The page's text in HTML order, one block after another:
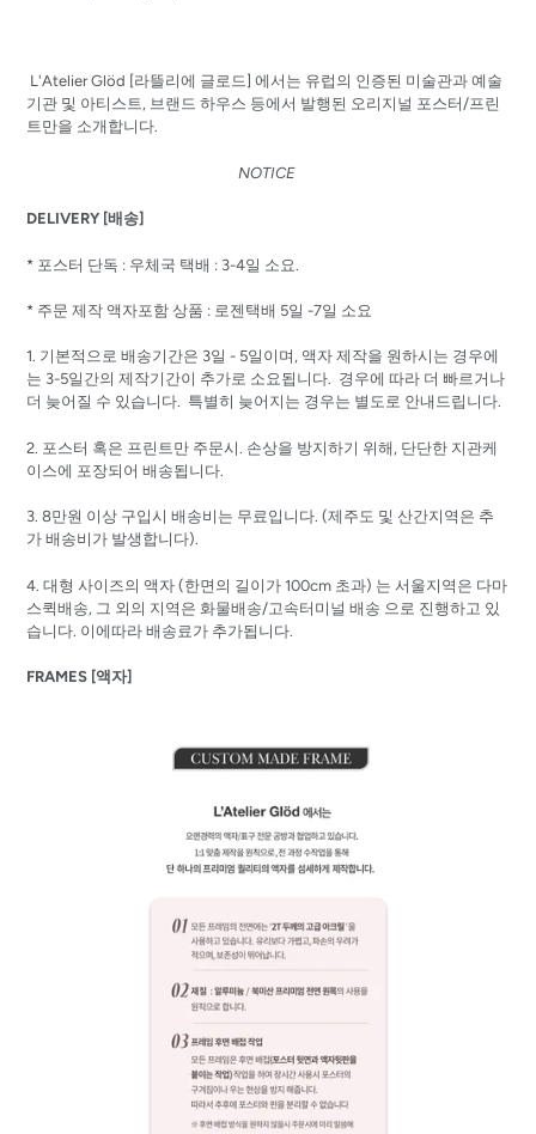
L'Atelier Glöd [라뜰리에 글로드] 에서는 유럽의 인증된 미술관과 예술
기관 및 아티스트, 브랜드 하우스 등에서 발행된 오리지널 포스터/프린
트만을 소개합니다.
NOTICE
DELIVERY [배송]
* 포스터 단독 : 우체국 택배 : 3-4일 소요.
* 주문 제작 액자포함 상품 : 로젠택배 5일 -7일 소요
1. 기본적으로 배송기간은 3일 - 5일이며, 액자 제작을 원하시는 경우에
는 3-5일간의 제작기간이 추가로 소요됩니다. 경우에 따라 더 빠르거나
더 늦어질 수 있습니다. 특별히 늦어지는 경우는 별도로 안내드립니다.
2. 포스터 혹은 프린트만 주문시 . 손상을 방지하기 위해 , 단단한 지관케
이스에 포장되어 배송됩니다.
3. 8만원 이상 구입시 배송비는 무료입니다. (제주도 및 산간지역은 추
가 배송비가 발생합니다).
4. 대형 사이즈의 액자 (한면의 길이가 100cm 초과) 는 서울지역은 다마
스퀵배송, 그 외의 지역은 화물배송/고속터미널 배송 으로 진행하고 있
습니다. 이에따라 배송료가 추가됩니다.
FRAMES [액자]